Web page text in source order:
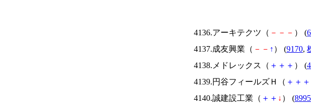
4136.アーキテクツ（ － － － ） (
4137.成友興業（ － － ↑ ） (9170,
4138.メドレックス（ ＋ ＋ ＋ ） (
4139.円谷フィールズＨ（ ＋ ＋ ＋
4140.誠建設工業（ ＋ ＋ ↓ ） (8995